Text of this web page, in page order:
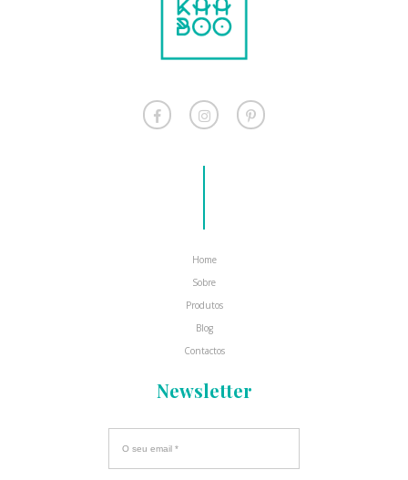
Home
Sobre
Produtos
Blog
Contactos
Newsletter